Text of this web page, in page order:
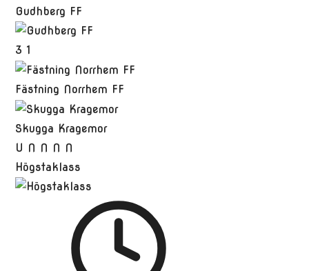
Gudhberg FF
3 1
Fästning Norrhem FF
Skugga Kragemor
U N N N N
Högstaklass